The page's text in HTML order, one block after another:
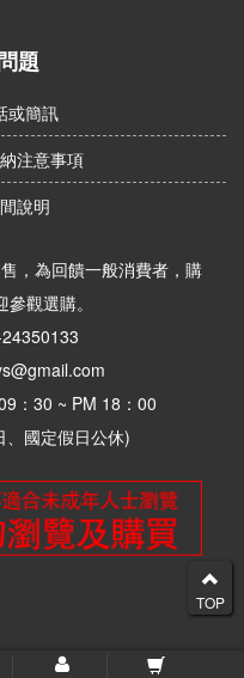
題
或簡訊
注意事項
說明
，為回饋一般消費者，購
觀選購。
：30 ~ PM 18：00
假日公休)
零售 版權所有
TOP